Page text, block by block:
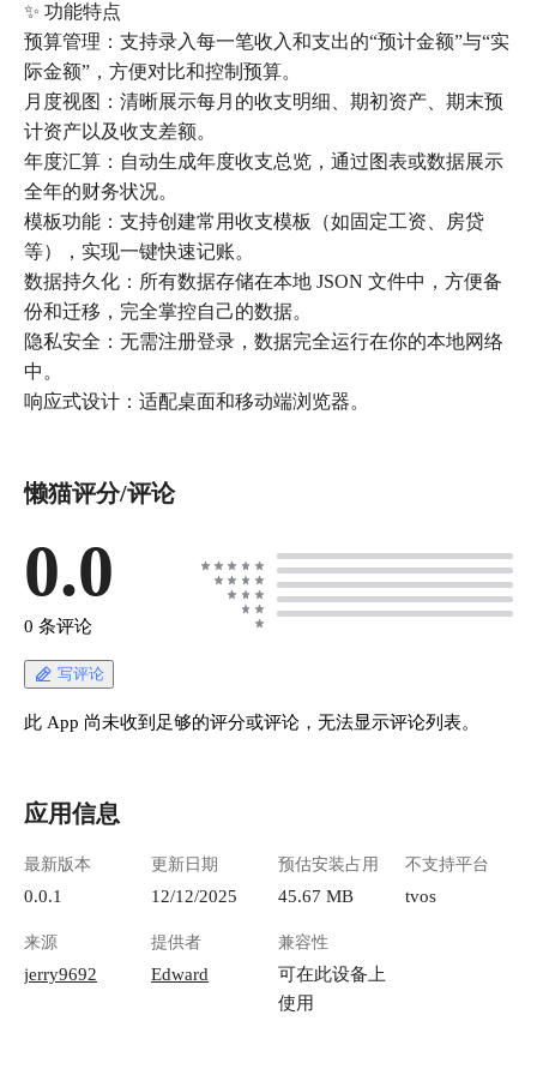
✨ 功能特点
预算管理：支持录入每一笔收入和支出的“预计金额”与“实
际金额”，方便对比和控制预算。
月度视图：清晰展示每月的收支明细、期初资产、期末预
计资产以及收支差额。
年度汇算：自动生成年度收支总览，通过图表或数据展示
全年的财务状况。
模板功能：支持创建常用收支模板（如固定工资、房贷
等），实现一键快速记账。
数据持久化：所有数据存储在本地 JSON 文件中，方便备
份和迁移，完全掌控自己的数据。
隐私安全：无需注册登录，数据完全运行在你的本地网络
中。
响应式设计：适配桌面和移动端浏览器。
懒猫评分/评论
0.0
0 条评论
写评论
此 App 尚未收到足够的评分或评论，无法显示评论列表。
应用信息
最新版本
0.0.1
更新日期
12/12/2025
预估安装占用
45.67 MB
不支持平台
tvos
来源
jerry9692
提供者
Edward
兼容性
可在此设备上
使用